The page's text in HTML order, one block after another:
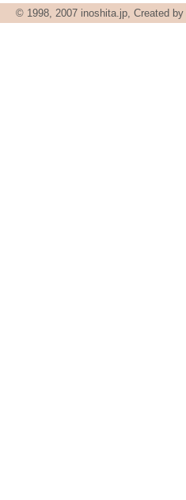
© 1998, 2007 inoshita.jp, Created by